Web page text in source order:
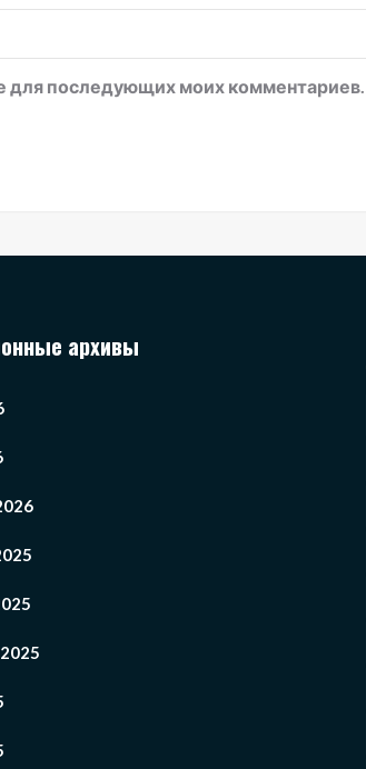
для последующих моих комментариев.
архивы